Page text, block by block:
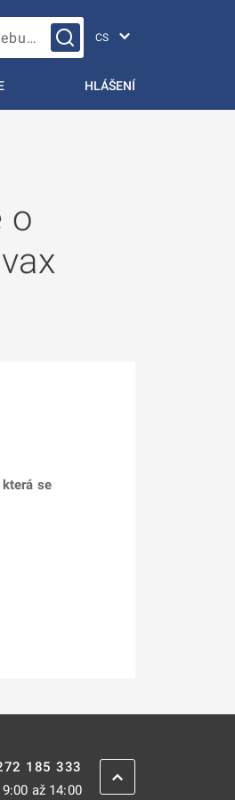
Vyhledávání na webu…
HLÁŠENÍ
o
se
185 333
až 14:00
ZPĚT NAHORU